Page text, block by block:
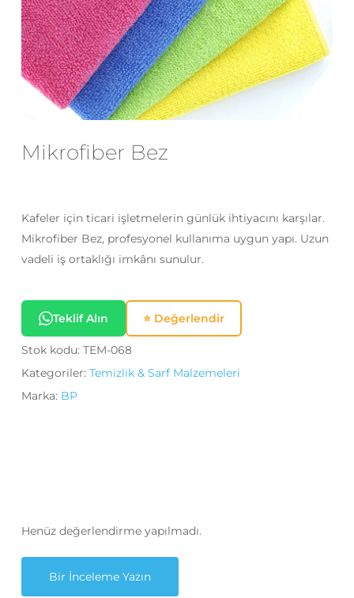
Mikrofiber Bez
Kafeler için ticari işletmelerin günlük ihtiyacını karşılar.
Mikrofiber Bez, profesyonel kullanıma uygun yapı. Uzun
vadeli iş ortaklığı imkânı sunulur.
Teklif Alın ⭐ Değerlendir
Stok kodu: TEM-068
Kategoriler: Temizlik & Sarf Malzemeleri
Marka: BP
Henüz değerlendirme yapılmadı.
Bir İnceleme Yazın
E-posta*
Daha sonraki yorumlarımda
kullanılması için adım, e-posta adresim
kaydedilsin.